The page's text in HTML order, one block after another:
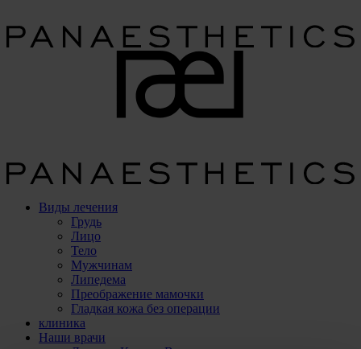
Виды лечения
Грудь
Лицо
Тело
Мужчинам
Липедема
Преображение мамочки
Гладкая кожа без операции
клиника
Наши врачи